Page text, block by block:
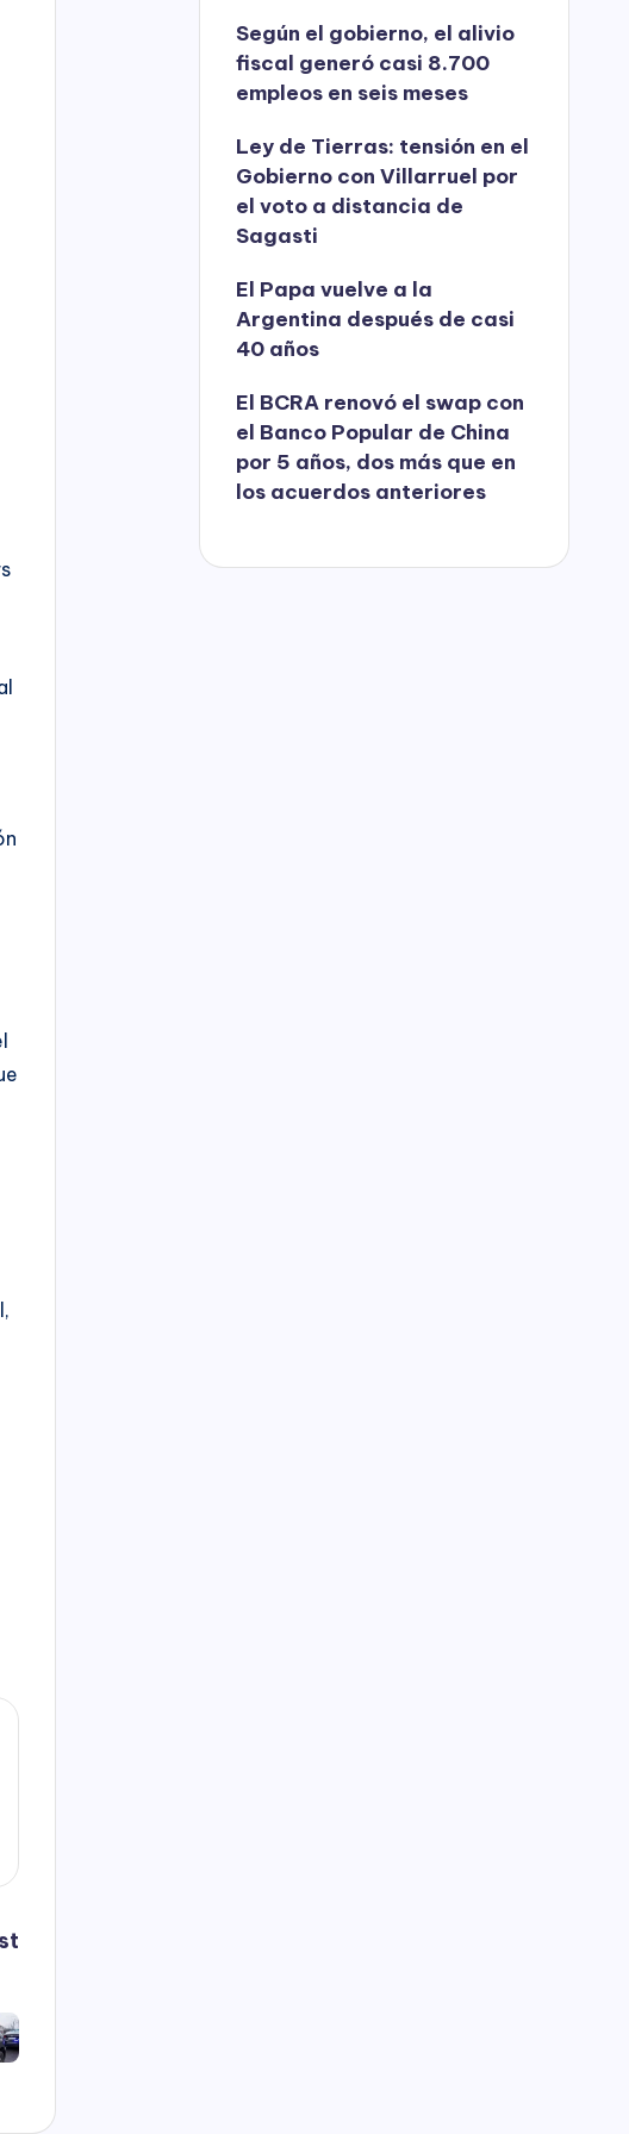
Según el gobierno, el alivio
fiscal generó casi 8.700
empleos en seis meses
Ley de Tierras: tensión en el
Gobierno con Villarruel por
el voto a distancia de
Sagasti
El Papa vuelve a la
Argentina después de casi
40 años
El BCRA renovó el swap con
el Banco Popular de China
por 5 años, dos más que en
los acuerdos anteriores